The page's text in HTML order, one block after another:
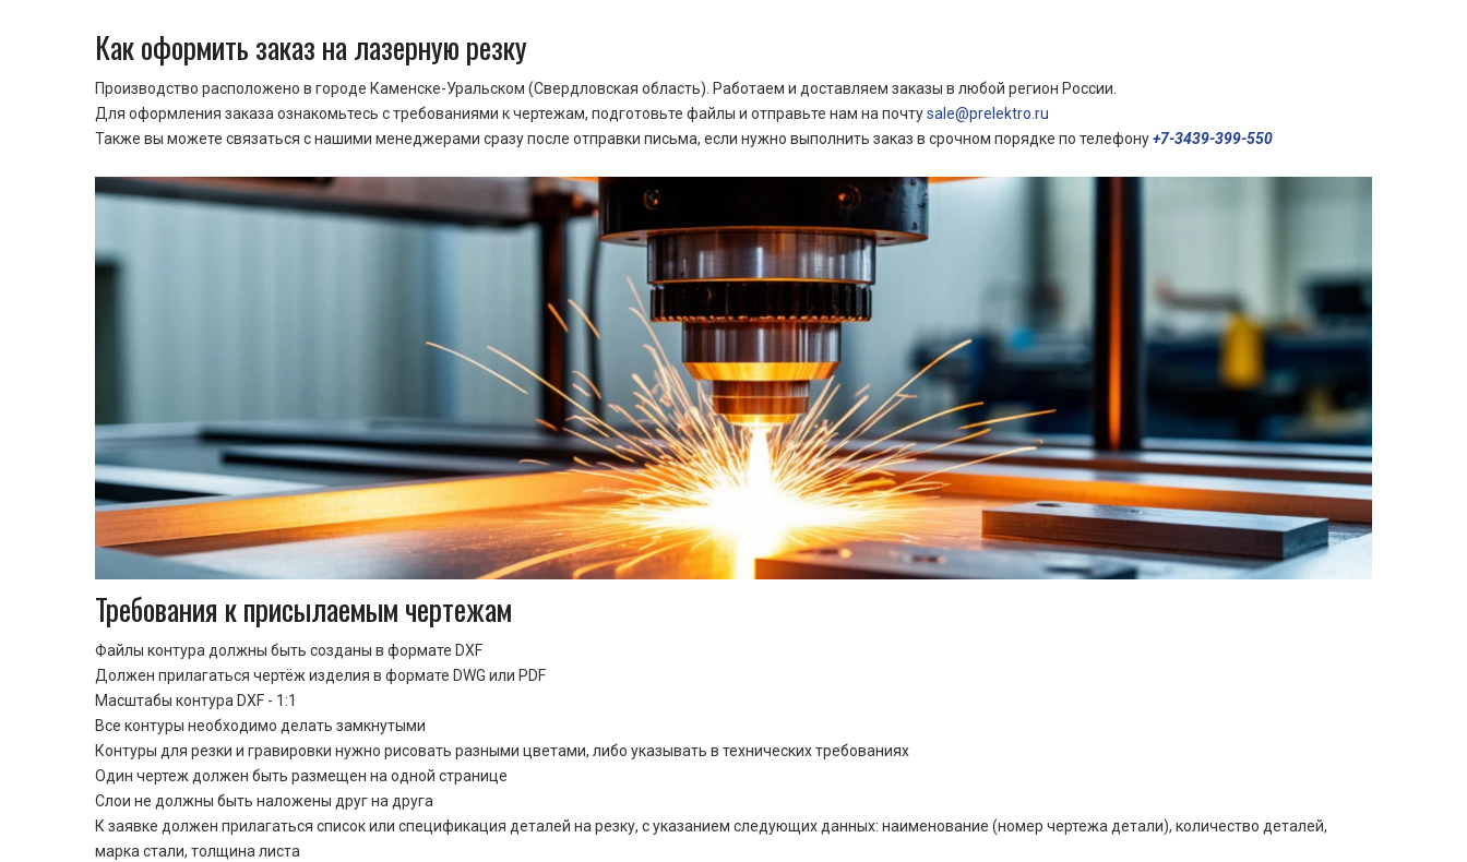
Как оформить заказ на лазерную резку
Производство расположено в городе Каменске-Уральском (Свердловская область). Работаем и доставляем заказы в любой регион России.
Для оформления заказа ознакомьтесь с требованиями к чертежам, подготовьте файлы и отправьте нам на почтуsale@prelektro.ru
Также вы можете связаться с нашими менеджерами сразу после отправки письма, если нужно выполнить заказ в срочном порядке по телефону+7-3439-399-550
Требования к присылаемым чертежам
Файлы контура должны быть созданы в формате DXF
Должен прилагаться чертёж изделия в формате DWG или PDF
Масштабы контура DXF - 1:1
Все контуры необходимо делать замкнутыми
Контуры для резки и гравировки нужно рисовать разными цветами, либо указывать в технических требованиях
Один чертеж должен быть размещен на одной странице
Cлои не должны быть наложены друг на друга
К заявке должен прилагаться список или спецификация деталей на резку, с указанием следующих данных: наименование (номер чертежа детали), количество деталей,
марка стали, толщина листа